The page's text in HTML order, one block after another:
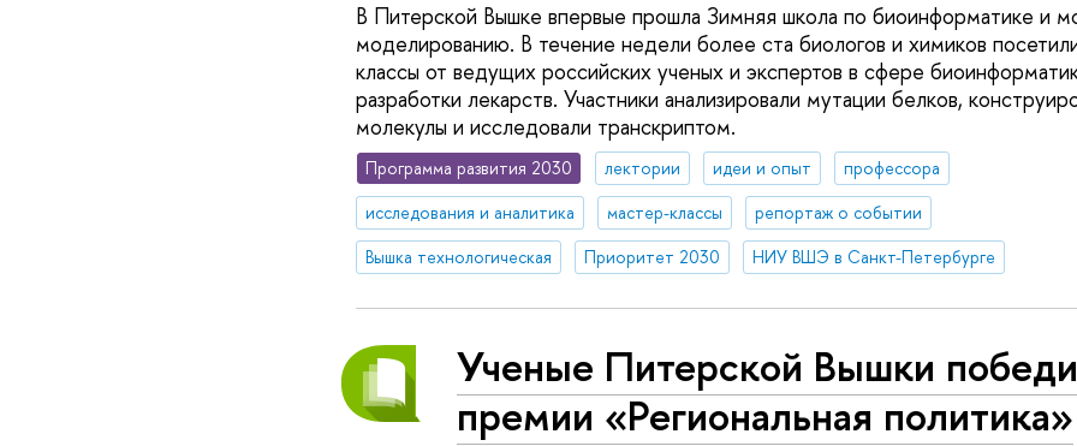
В Питерской Вышке впервые прошла Зимняя школа по биоинформатике и
моделированию. В течение недели более ста биологов и химиков
классы от ведущих российских ученых и экспертов в сфере
разработки лекарств. Участники анализировали мутации белков,
молекулы и исследовали транскриптом.
Программа развития 2030 лектории идеи и опыт
профессора
исследования и аналитика
мастер-классы
репортаж о событии
Вышка технологическая
Приоритет 2030 НИУ ВШЭ в Санкт-Петербурге
Ученые Питерской Вышки
премии «Региональная политика»